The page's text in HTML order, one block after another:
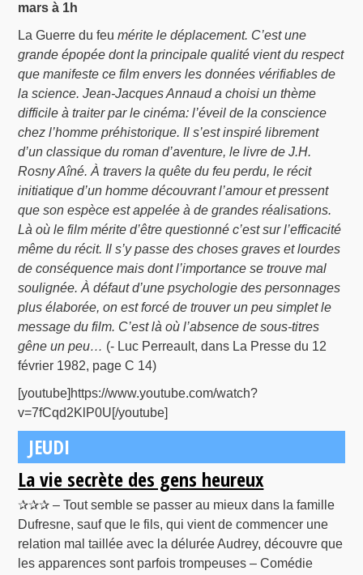
mars à 1h
La Guerre du feumérite le déplacement. C’est une
grande épopée dont la principale qualité vient du respect
que manifeste ce film envers les données vérifiables de
la science. Jean-Jacques Annaud a choisi un thème
difficile à traiter par le cinéma: l’éveil de la conscience
chez l’homme préhistorique. Il s’est inspiré librement
d’un classique du roman d’aventure, le livre de J.H.
Rosny Aîné. À travers la quête du feu perdu, le récit
initiatique d’un homme découvrant l’amour et pressent
que son espèce est appelée à de grandes réalisations.
Là où le film mérite d’être questionné c’est sur l’efficacité
même du récit. Il s’y passe des choses graves et lourdes
de conséquence mais dont l’importance se trouve mal
soulignée. À défaut d’une psychologie des personnages
plus élaborée, on est forcé de trouver un peu simplet le
message du film. C’est là où l’absence de sous-titres
gêne un peu… (- Luc Perreault, dans La Presse du 12
février 1982, page C 14)
[youtube]https://www.youtube.com/watch?
v=7fCqd2KlP0U[/youtube]
JEUDI
La vie secrète des gens heureux
✰✰✰ – Tout semble se passer au mieux dans la famille
Dufresne, sauf que le fils, qui vient de commencer une
relation mal taillée avec la délurée Audrey, découvre que
les apparences sont parfois trompeuses – Comédie